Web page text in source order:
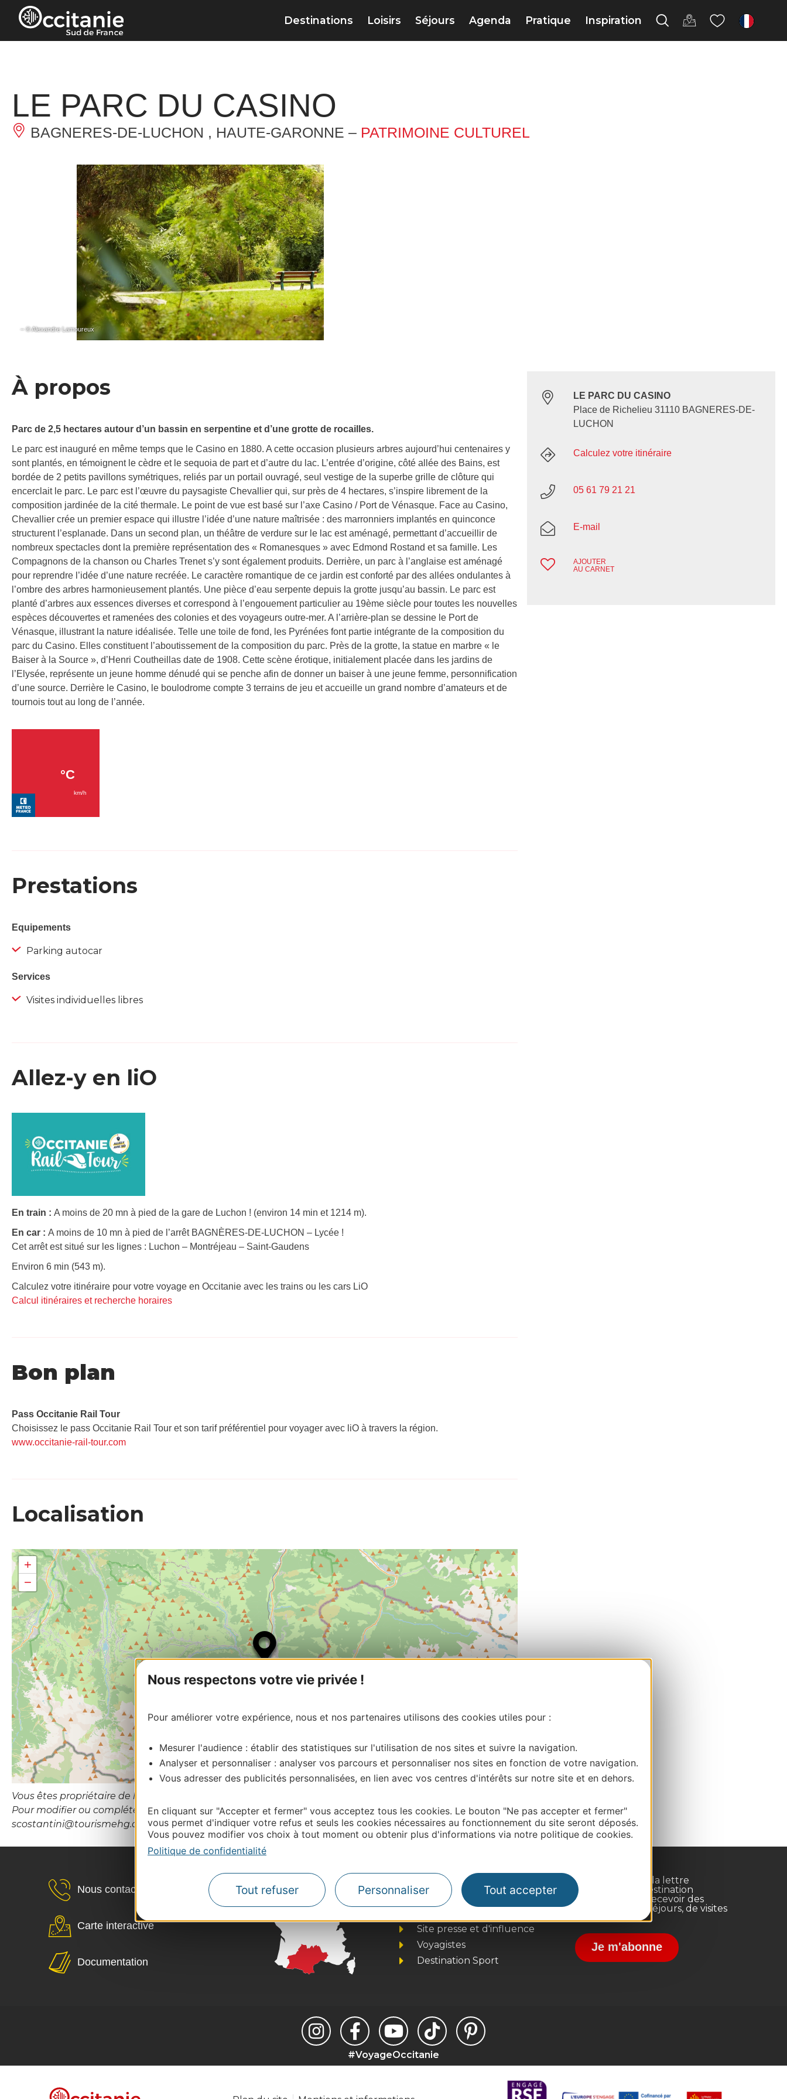
Panneau de gestion des cookies
Nous respectons votre vie privée !
Pour améliorer votre expérience, nous et nos partenaires utilisons des cookies utiles pour :
Mesurer l'audience : établir des statistiques sur l'utilisation de nos sites et suivre la navigation.
Analyser et personnaliser : analyser vos parcours et personnaliser nos sites en fonction de votre navigation.
Vous adresser des publicités personnalisées, en lien avec vos centres d'intérêts sur notre site et en dehors.
En cliquant sur "Accepter et fermer" vous acceptez tous les cookies. Le bouton "Ne pas accepter et fermer"
vous permet d'indiquer votre refus et seuls les cookies nécessaires au fonctionnement du site seront déposés.
Vous pouvez modifier vos choix à tout moment ou obtenir plus d'informations via notre politique de cookies.
Politique de confidentialité
Tout refuser Personnaliser Tout accepter
Destinations Loisirs Séjours Agenda Pratique Inspiration fr
LE PARC DU CASINO
BAGNERES-DE-LUCHON , HAUTE-GARONNE – PATRIMOINE CULTUREL
– © Alexandre Lamoureux
À propos
Parc de 2,5 hectares autour d’un bassin en serpentine et d’une grotte de rocailles.
Le parc est inauguré en même temps que le Casino en 1880. A cette occasion plusieurs arbres aujourd’hui centenaires y
sont plantés, en témoignent le cèdre et le sequoia de part et d’autre du lac. L’entrée d’origine, côté allée des Bains, est
bordée de 2 petits pavillons symétriques, reliés par un portail ouvragé, seul vestige de la superbe grille de clôture qui
encerclait le parc. Le parc est l’œuvre du paysagiste Chevallier qui, sur près de 4 hectares, s’inspire librement de la
composition jardinée de la cité thermale. Le point de vue est basé sur l’axe Casino / Port de Vénasque. Face au Casino,
Chevallier crée un premier espace qui illustre l’idée d’une nature maîtrisée : des marronniers implantés en quinconce
structurent l’esplanade. Dans un second plan, un théâtre de verdure sur le lac est aménagé, permettant d’accueillir de
nombreux spectacles dont la première représentation des « Romanesques » avec Edmond Rostand et sa famille. Les
Compagnons de la chanson ou Charles Trenet s’y sont également produits. Derrière, un parc à l’anglaise est aménagé
pour reprendre l’idée d’une nature recréée. Le caractère romantique de ce jardin est conforté par des allées ondulantes à
l’ombre des arbres harmonieusement plantés. Une pièce d’eau serpente depuis la grotte jusqu’au bassin. Le parc est
planté d’arbres aux essences diverses et correspond à l’engouement particulier au 19ème siècle pour toutes les nouvelles
espèces découvertes et ramenées des colonies et des voyageurs outre-mer. A l’arrière-plan se dessine le Port de
Vénasque, illustrant la nature idéalisée. Telle une toile de fond, les Pyrénées font partie intégrante de la composition du
parc du Casino. Elles constituent l’aboutissement de la composition du parc. Près de la grotte, la statue en marbre « le
Baiser à la Source », d’Henri Coutheillas date de 1908. Cette scène érotique, initialement placée dans les jardins de
l’Elysée, représente un jeune homme dénudé qui se penche afin de donner un baiser à une jeune femme, personnification
d’une source. Derrière le Casino, le boulodrome compte 3 terrains de jeu et accueille un grand nombre d’amateurs et de
tournois tout au long de l’année.
Prestations
Equipements
Parking autocar
Services
Visites individuelles libres
Allez-y en liO
En train : A moins de 20 mn à pied de la gare de Luchon ! (environ 14 min et 1214 m).
En car : A moins de 10 mn à pied de l’arrêt BAGNÈRES-DE-LUCHON – Lycée !
Cet arrêt est situé sur les lignes : Luchon – Montréjeau – Saint-Gaudens
Environ 6 min (543 m).
Calculez votre itinéraire pour votre voyage en Occitanie avec les trains ou les cars LiO
Calcul itinéraires et recherche horaires
Bon plan
Pass Occitanie Rail Tour​
Choisissez le pass Occitanie Rail Tour et son tarif préférentiel pour voyager avec liO à travers la région.
www.occitanie-rail-tour.com
Localisation
+
−
Leaflet| Map data © OpenStreetMap contributors
Vous êtes propriétaire de l’établissement ou le gestionnaire de cette activité?
Pour modifier ou compléter cette fiche, merci de contacter Haute – Garonne Tourisme: :
scostantini@tourismehg.com
LE PARC DU CASINO
Place de Richelieu 31110 BAGNERES-DE-
LUCHON
Calculez votre itinéraire
05 61 79 21 21
E-mail
AJOUTER
AU CARNET
Nous contacter
Carte interactive
Documentation
Thermalisme
Business/Mice
Site presse et d'influence
Voyagistes
Destination Sport
Inscrivez-vous à la lettre
d'information Destination
Occitanie pour recevoir des
suggestions de séjours, de visites
et de sorties.
Je m'abonne
#VoyageOccitanie